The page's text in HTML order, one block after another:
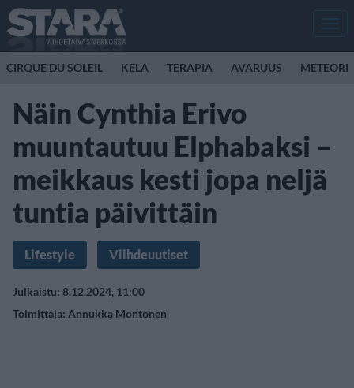
CIRQUE DU SOLEIL KELA TERAPIA AVARUUS METEORI
Näin Cynthia Erivo
muuntautuu Elphabaksi –
meikkaus kesti jopa neljä
tuntia päivittäin
Lifestyle Viihdeuutiset
Julkaistu: 8.12.2024, 11:00
Toimittaja: Annukka Montonen